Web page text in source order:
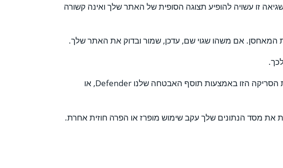
זו עשויה להופיע תצוגה הסופית של האתר שלך ואינה קשורה
הראשון, הוא שהאתר שלך נפרץ. ואז, הצעד הבא שלך צריך להיות הפעלת סריקת אבטחה. אתה יכול להפעיל את הסריקה הזו באמצעות תוסף האבטחה שלנו Defender, או